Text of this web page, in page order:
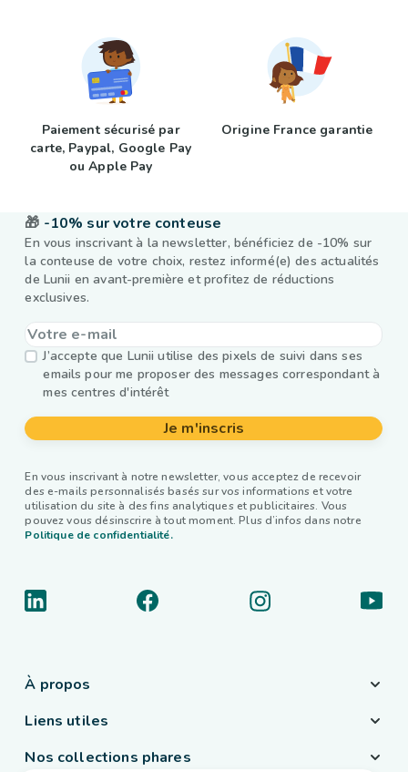
Paiement sécurisé par
carte, Paypal, Google Pay
ou Apple Pay
Origine France garantie
🎁 -10% sur votre conteuse
En vous inscrivant à la newsletter, bénéficiez de -10% sur
la conteuse de votre choix, restez informé(e) des actualités
de Lunii en avant-première et profitez de réductions
exclusives.
J’accepte que Lunii utilise des pixels de suivi dans ses
emails pour me proposer des messages correspondant à
mes centres d'intérêt
Je m'inscris
En vous inscrivant à notre newsletter, vous acceptez de recevoir
des e-mails personnalisés basés sur vos informations et votre
utilisation du site à des fins analytiques et publicitaires. Vous
pouvez vous désinscrire à tout moment. Plus d’infos dans notre
Politique de confidentialité.
À propos
Liens utiles
Nos collections phares